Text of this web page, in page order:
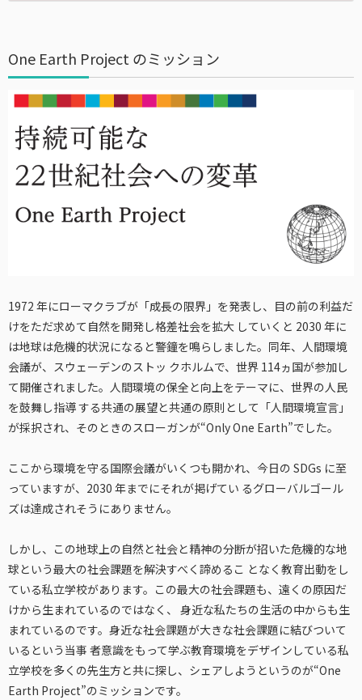
One Earth Project のミッション
1972 年にローマクラブが「成長の限界」を発表し、目の前の利益だ
けをただ求めて自然を開発し格差社会を拡大 していくと 2030 年に
は地球は危機的状況になると警鐘を鳴らしました。同年、人間環境
会議が、スウェーデンのストッ クホルムで、世界 114ヵ国が参加し
て開催されました。人間環境の保全と向上をテーマに、世界の人民
を鼓舞し指導 する共通の展望と共通の原則として「人間環境宣言」
が採択され、そのときのスローガンが“Only One Earth”でした。
ここから環境を守る国際会議がいくつも開かれ、今日の SDGs に至
っていますが、2030 年までにそれが掲げてい るグローバルゴール
ズは達成されそうにありません。
しかし、この地球上の自然と社会と精神の分断が招いた危機的な地
球という最大の社会課題を解決すべく諦めるこ となく教育出動をし
ている私立学校があります。この最大の社会課題も、遠くの原因だ
けから生まれているのではなく、 身近な私たちの生活の中からも生
まれているのです。身近な社会課題が大きな社会課題に結びついて
いるという当事 者意識をもって学ぶ教育環境をデザインしている私
立学校を多くの先生方と共に探し、シェアしようというのが“One
Earth Project”のミッションです。